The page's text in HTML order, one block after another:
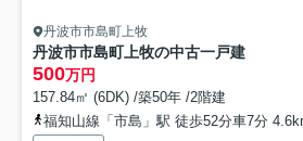
丹波市市島町上牧
丹波市市島町上牧の中古一戸建
500万円
157.84㎡ (6DK) /築50年 /2階建
福知山線「市島」駅 徒歩52分車7分